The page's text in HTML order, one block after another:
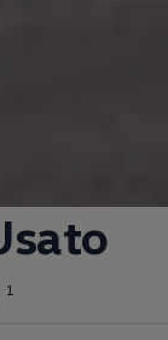
1